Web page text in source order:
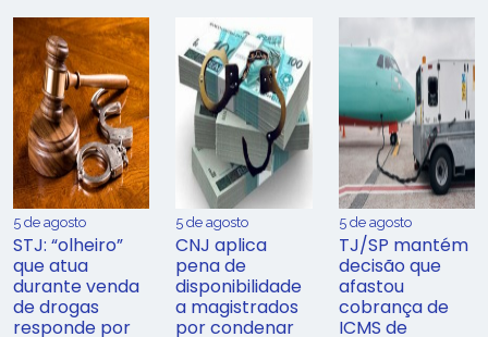
5 de agosto
STJ: “olheiro”
que atua
durante venda
de drogas
responde por
5 de agosto
CNJ aplica
pena de
disponibilidade
a magistrados
por condenar
5 de agosto
TJ/SP mantém
decisão que
afastou
cobrança de
ICMS de